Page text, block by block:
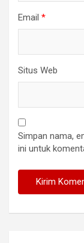
Email *
Situs Web
Simpan nama,
ini untuk